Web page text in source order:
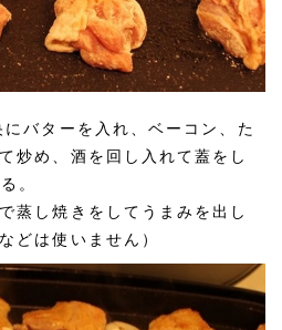
バターを入れ、ベーコン、た
炒め、酒を回し入れて蓋をし
。
蒸し焼きをしてうまみを出し
どは使いません）